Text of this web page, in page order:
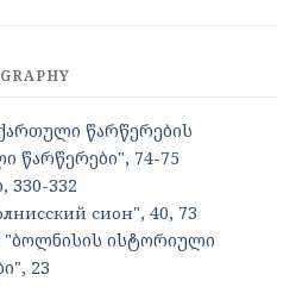
წარწერების
წარწერები", 74-75
330-332
сион", 40, 73
"ბოლნისის ისტორიული
23